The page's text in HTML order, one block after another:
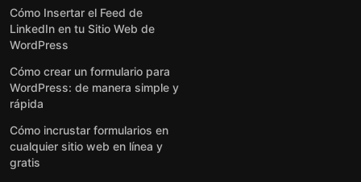
Cómo Insertar el Feed de
LinkedIn en tu Sitio Web de
WordPress
Cómo crear un formulario para
WordPress: de manera simple y
rápida
Cómo incrustar formularios en
cualquier sitio web en línea y
gratis